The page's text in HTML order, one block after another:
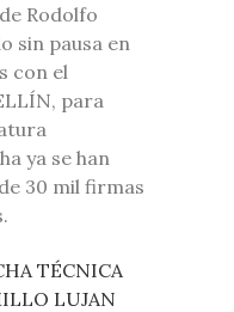
Rodolfo
sin pausa en
con el
para
ya se han
30 mil firmas
TÉCNICA
LUJAN